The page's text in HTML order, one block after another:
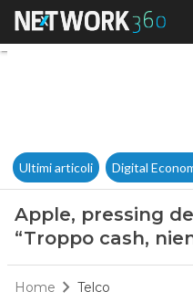
Ultimi articoli Digital
Apple, pressing
“Troppo cash,
Home Telco